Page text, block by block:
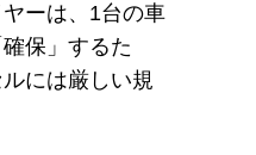
ーは、1台の車
保」するた
には厳しい規